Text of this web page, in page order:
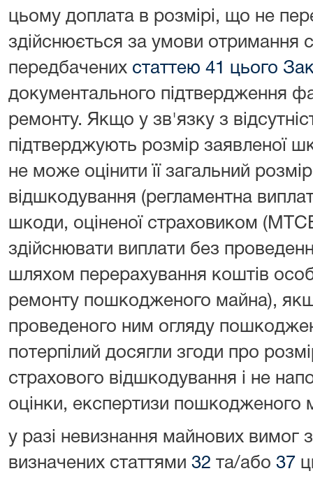
цьому доплата в розмірі, що не
здійснюється за умови отримання
передбачених статтею 41 цього
документального підтвердження
ремонту. Якщо у зв'язку з
підтверджують розмір заявленої
не може оцінити її загальний
відшкодування (регламентна
шкоди, оціненої страховиком
здійснювати виплати без
шляхом перерахування коштів
ремонту пошкодженого майна),
проведеного ним огляду
потерпілий досягли згоди про
страхового відшкодування і не
оцінки, експертизи пошкодженого
у разі невизнання майнових вимог
визначених статтями 32 та/або 37